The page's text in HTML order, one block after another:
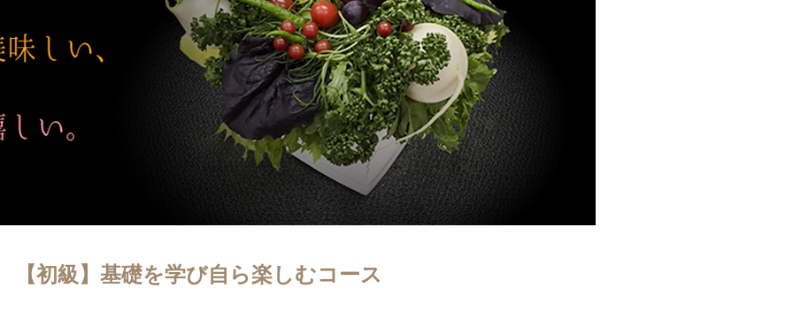
【初級】基礎を学び自ら楽しむコース